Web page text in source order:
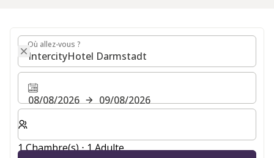
Où allez-vous ?
Où allez-vous ?
08/08/2026
09/08/2026
Sélectionnez le nombre de chambres et d'invités pour
1 Chambre(s) ⋅ 1 Adulte